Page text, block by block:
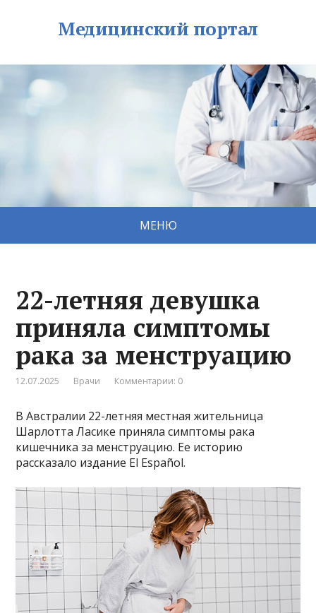
Медицинский портал
МЕНЮ
22-летняя девушка
приняла симптомы
рака за менструацию
12.07.2025 Врачи Комментарии: 0
В Австралии 22-летняя местная жительница
Шарлотта Ласике приняла симптомы рака
кишечника за менструацию. Ее историю
рассказало издание El Español.